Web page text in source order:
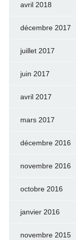
avril 2018
décembre 2017
juillet 2017
juin 2017
avril 2017
mars 2017
décembre 2016
novembre 2016
octobre 2016
janvier 2016
novembre 2015